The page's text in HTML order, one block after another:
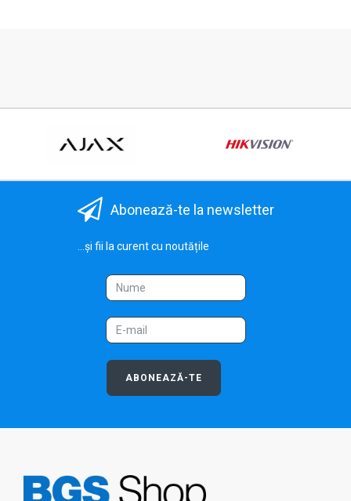
Abonează-te la newsletter
...și fii la curent cu noutățile
ABONEAZĂ-TE